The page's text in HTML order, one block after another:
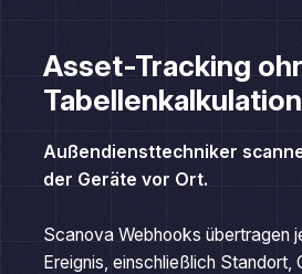
der Geräte vor Ort.
Ereignis, einschließlich Standort,
Zeitstempel, direkt in das ERP-